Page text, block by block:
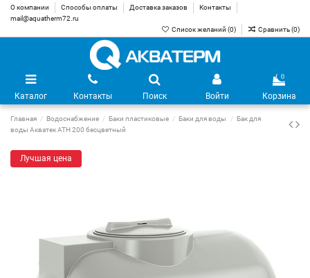
О компании Способы оплаты Доставка заказов
Контакты
mail@aquatherm72.ru
Список желаний (0) Сравнить (0)
Каталог Контакты Поиск Войти
0
Корзина
Главная Водоснабжение Баки пластиковые Баки для воды
Бак для
воды Акватек ATH 200 бесцветный
Лучшая цена